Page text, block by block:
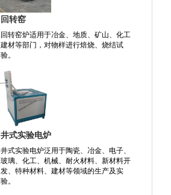
回转窑
回转窑炉适用于冶金、地质、矿山、化工
建材等部门，对物样进行焙烧、烧结试
验。
井式实验电炉
井式实验电炉泛用于陶瓷、冶金、电子、
玻璃、化工、机械、耐火材料、新材料开
发、特种材料、建材等领域的生产及实
验。